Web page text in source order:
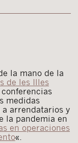
la mano de la
de les Illes
medidas
arrendatarios y
la pandemia en
en operaciones
«.